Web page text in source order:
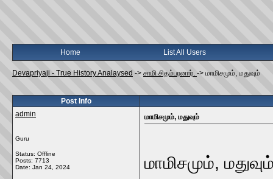
Home List All Users
Devapriyaji - True History Analaysed -> சாமி சிதம்பரனார். -> மாமிசமும்‌, மதுவும்‌
Post Info
admin
Guru
Status: Offline
Posts: 7713
Date: Jan 24, 2024
மாமிசமும்‌, மதுவும்‌
மாமிசமும்‌,